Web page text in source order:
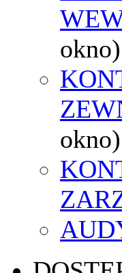
okno)
okno)